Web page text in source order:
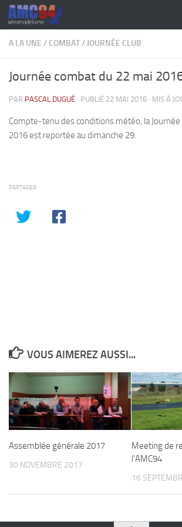
Skip to content
A LA UNE / COMBAT/ JOURNÉE CLUB
Journée combat du 22 mai
PAR PASCAL DUGUÉ · PUBLIÉ 22 MAI 2016 · MIS À
Compte-tenu des conditions météo, la
2016 est reportée au dimanche 29.
PARTAGER
VOUS AIMEREZ AUSSI...
Assemblée générale 2017
30 NOVEMBRE 2017
Meeting de
l’AMC94
16